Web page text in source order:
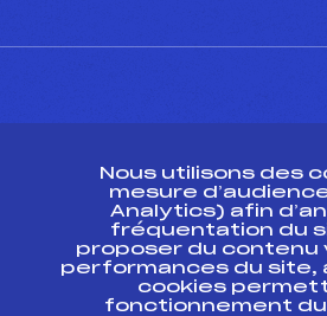
ESPACE PRESSE
Ressources
Pass’Neige
Projet sportif fédéral
Nous utilisons des
mesure
Analytics) afin
fréquentation du
proposer du contenu
performances du site,
cookies
fonctionnement du